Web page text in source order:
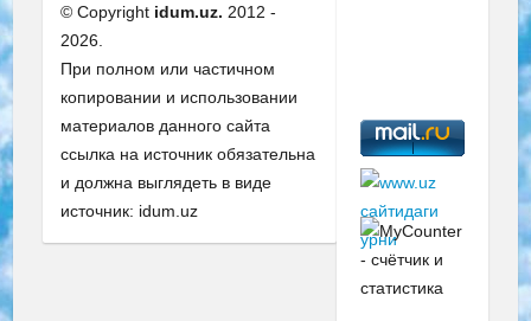
© Copyright idum.uz. 2012 -
2026.
При полном или частичном
копировании и использовании
материалов данного сайта
ссылка на источник обязательна
и должна выглядеть в виде
источник: idum.uz